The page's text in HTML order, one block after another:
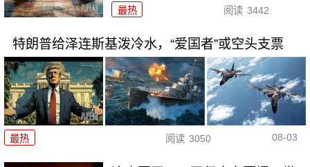
最热 阅读 3442
特朗普给泽连斯基泼冷水，“爱国者”或空头支票
最热 阅读 3050 08-03